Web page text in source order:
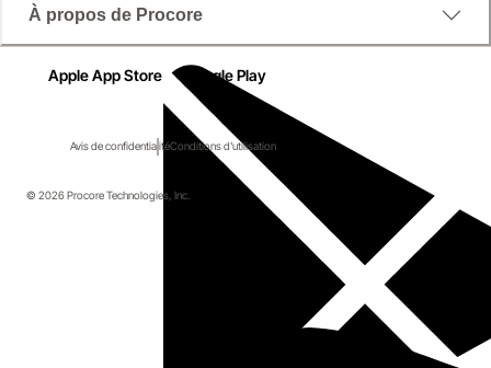
À propos de Procore
Apple App Store Google Play
Avis de confidentialitéConditions d'utilisation
© 2026 Procore Technologies, Inc.